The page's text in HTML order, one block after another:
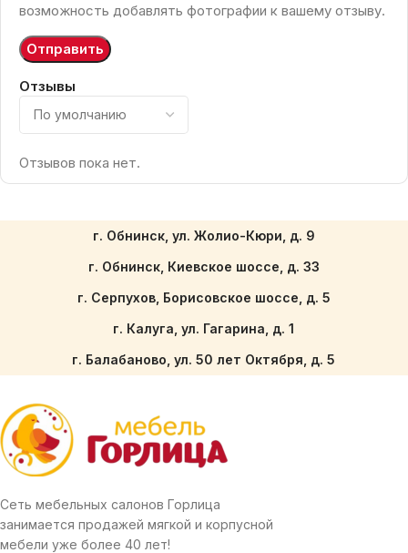
Отзывы
Отзывов пока нет.
возможность добавлять фотографии к вашему отзыву.
г. Обнинск, ул. Жолио-Кюри, д. 9
г. Обнинск, Киевское шоссе, д. 33
г. Серпухов, Борисовское шоссе, д. 5
г. Калуга, ул. Гагарина, д. 1
г. Балабаново, ул. 50 лет Октября, д. 5
Сеть мебельных салонов Горлица
занимается продажей мягкой и корпусной
мебели уже более 40 лет!